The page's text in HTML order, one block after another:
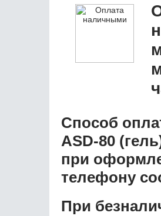
Способ
ASD-80
при
телефону
При